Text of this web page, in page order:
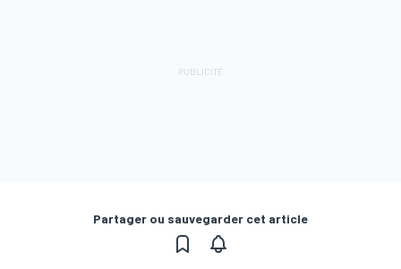
Partager ou sauvegarder cet article